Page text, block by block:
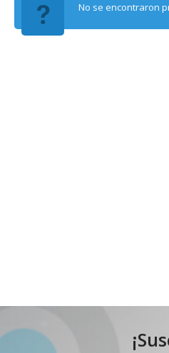
No se encontraron